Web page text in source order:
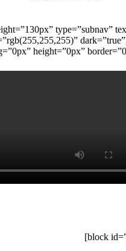
type=”subnav”
dark=”true”
height=”0px”